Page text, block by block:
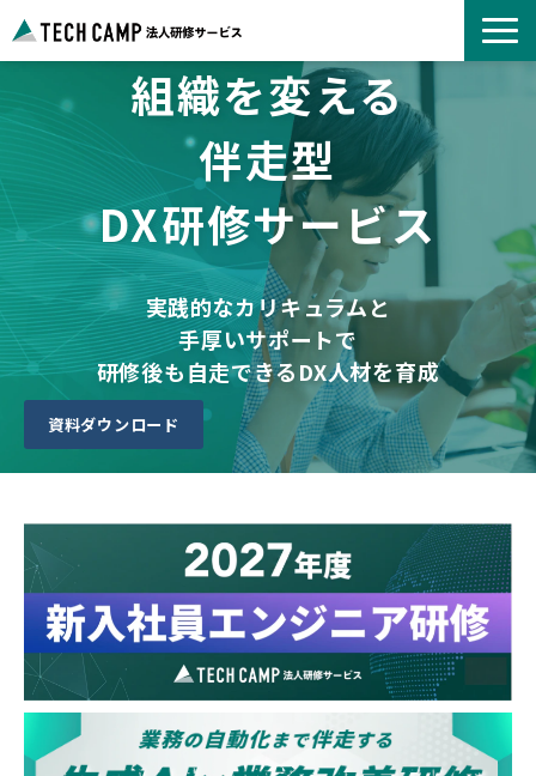
よくあるご質問
お知らせ
事例紹介一覧
コース一覧
選ばれる理由
パートナー募集
組織を変える
伴走型
DX研修サービス
実践的なカリキュラムと
手厚いサポートで
研修後も自走できるDX人材を育成
資料ダウンロード